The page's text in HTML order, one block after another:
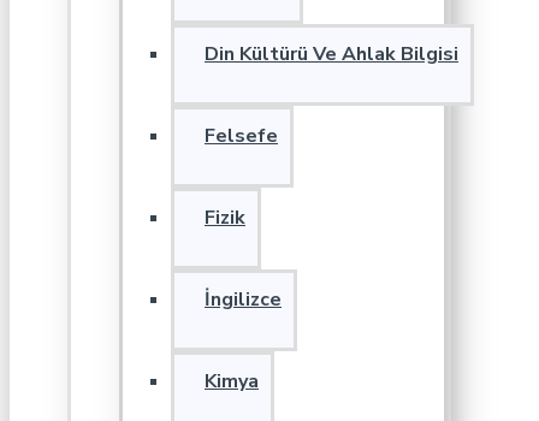
Din Kültürü Ve Ahlak Bilgisi
Felsefe
Fizik
İngilizce
Kimya